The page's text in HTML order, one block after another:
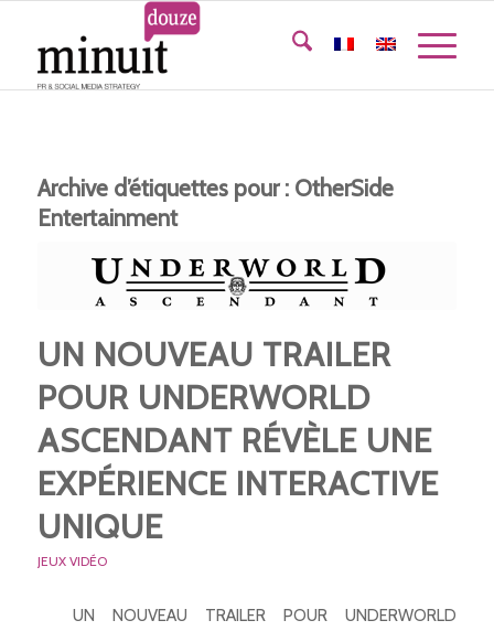
Archive d’étiquettes pour : OtherSide
Entertainment
UN NOUVEAU TRAILER
POUR UNDERWORLD
ASCENDANT RÉVÈLE UNE
EXPÉRIENCE INTERACTIVE
UNIQUE
JEUX VIDÉO
UN NOUVEAU TRAILER POUR UNDERWORLD